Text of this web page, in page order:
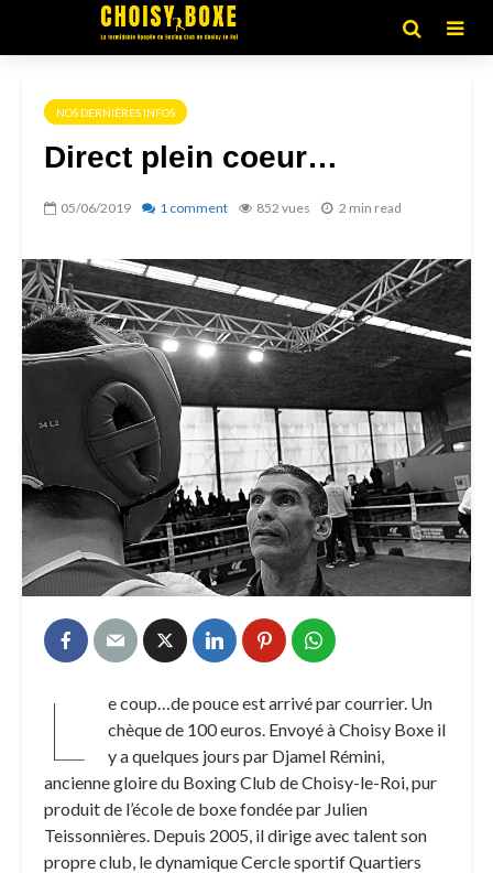
NOS DERNIÈRES INFOS
Direct plein coeur…
05/06/2019 1 comment 852 vues 2 min read
L
e coup…de pouce est arrivé par courrier. Un
chèque de 100 euros. Envoyé à Choisy Boxe il
y a quelques jours par Djamel Rémini,
ancienne gloire du Boxing Club de Choisy-le-Roi, pur
produit de l’école de boxe fondée par Julien
Teissonnières. Depuis 2005, il dirige avec talent son
propre club, le dynamique Cercle sportif Quartiers